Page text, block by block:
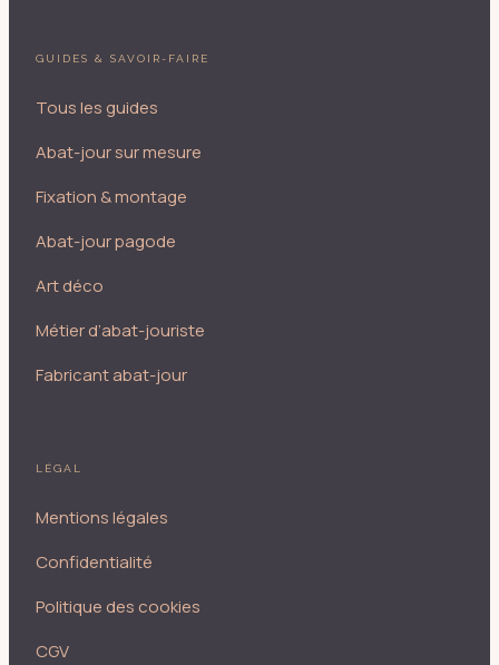
GUIDES & SAVOIR-FAIRE
Tous les guides
Abat-jour sur mesure
Fixation & montage
Abat-jour pagode
Art déco
Métier d’abat-jouriste
Fabricant abat-jour
LÉGAL
Mentions légales
Confidentialité
Politique des cookies
CGV